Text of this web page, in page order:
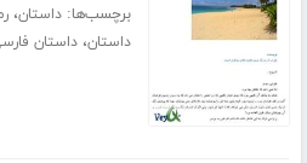
برچسب‌ها:داستان،
داستان،داستان